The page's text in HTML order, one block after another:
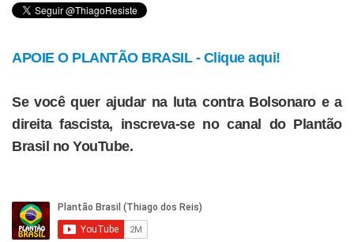
APOIE O PLANTÃO BRASIL - Clique aqui!
Se você quer ajudar na luta contra Bolsonaro e a
direita fascista, inscreva-se no canal do Plantão
Brasil no YouTube.